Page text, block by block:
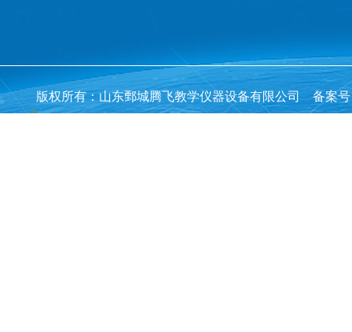
版权所有：山东鄄城腾飞教学仪器设备有限公司 备案